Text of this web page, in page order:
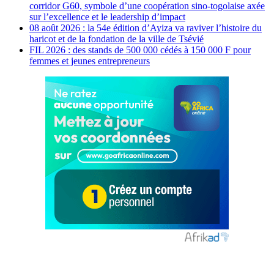
corridor G60, symbole d’une coopération sino-togolaise axée
sur l’excellence et le leadership d’impact
08 août 2026 : la 54e édition d’Ayiza va raviver l’histoire du
haricot et de la fondation de la ville de Tsévié
FIL 2026 : des stands de 500 000 cédés à 150 000 F pour
femmes et jeunes entrepreneurs